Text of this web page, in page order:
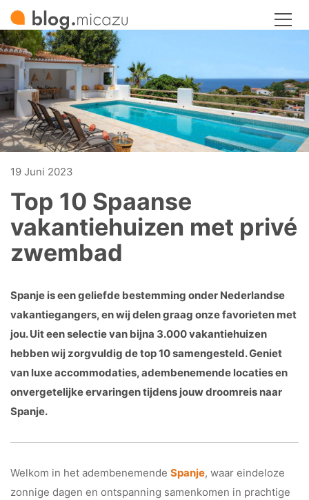
19 Juni 2023
Top 10 Spaanse
vakantiehuizen met privé
zwembad
Spanje is een geliefde bestemming onder Nederlandse
vakantiegangers, en wij delen graag onze favorieten met
jou. Uit een selectie van bijna 3.000 vakantiehuizen
hebben wij zorgvuldig de top 10 samengesteld. Geniet
van luxe accommodaties, adembenemende locaties en
onvergetelijke ervaringen tijdens jouw droomreis naar
Spanje.
Welkom in het adembenemende Spanje, waar eindeloze
zonnige dagen en ontspanning samenkomen in prachtige